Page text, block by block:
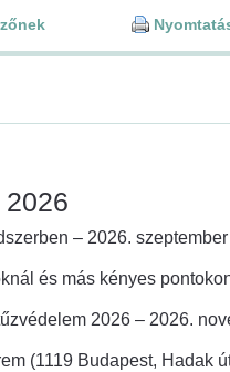
– 2026. szeptember
és más kényes
2026 – 2026.
(1119 Budapest, Hadak